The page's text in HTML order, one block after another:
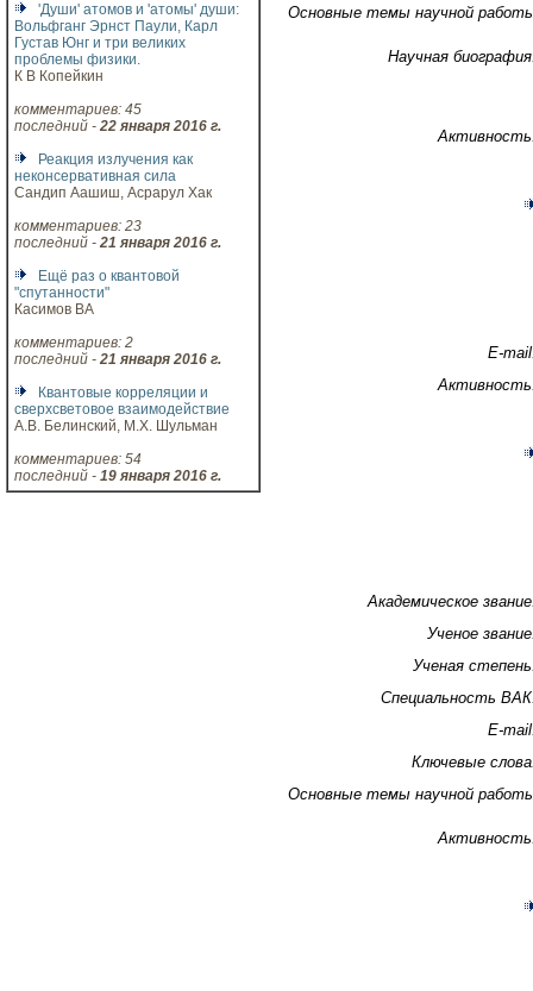
'Души' атомов и 'атомы' души:
Вольфганг Эрнст Паули, Карл
Густав Юнг и три великих
проблемы физики.
К В Копейкин
комментариев: 45
последний - 22 января 2016 г.
Реакция излучения как
неконсервативная сила
Сандип Аашиш, Асрарул Хак
комментариев: 23
последний - 21 января 2016 г.
Ещё раз о квантовой
"спутанности"
Касимов ВА
комментариев: 2
последний - 21 января 2016 г.
Квантовые корреляции и
сверхсветовое взаимодействие
А.В. Белинский, М.Х. Шульман
комментариев: 54
последний - 19 января 2016 г.
Основные темы научной
Научная
E-
Академическое
Ученое
Ученая
Специальность
E-
Ключевые
Основные темы научной